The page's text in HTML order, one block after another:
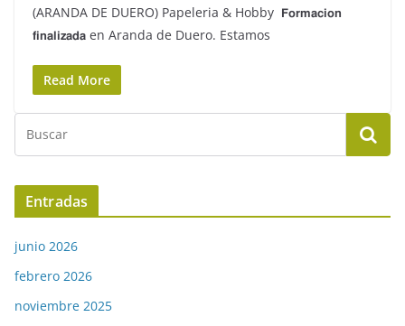
(ARANDA DE DUERO) Papeleria & Hobby 𝗙𝗼𝗿𝗺𝗮𝗰𝗶𝗼𝗻
𝗳𝗶𝗻𝗮𝗹𝗶𝘇𝗮𝗱𝗮 en Aranda de Duero. Estamos
Read More
Entradas
junio 2026
febrero 2026
noviembre 2025